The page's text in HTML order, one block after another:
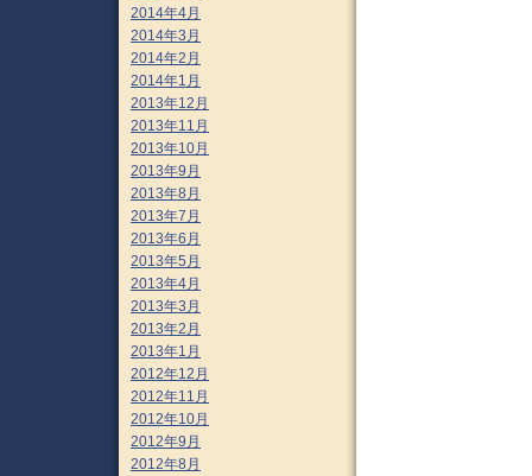
2014年4月
2014年3月
2014年2月
2014年1月
2013年12月
2013年11月
2013年10月
2013年9月
2013年8月
2013年7月
2013年6月
2013年5月
2013年4月
2013年3月
2013年2月
2013年1月
2012年12月
2012年11月
2012年10月
2012年9月
2012年8月